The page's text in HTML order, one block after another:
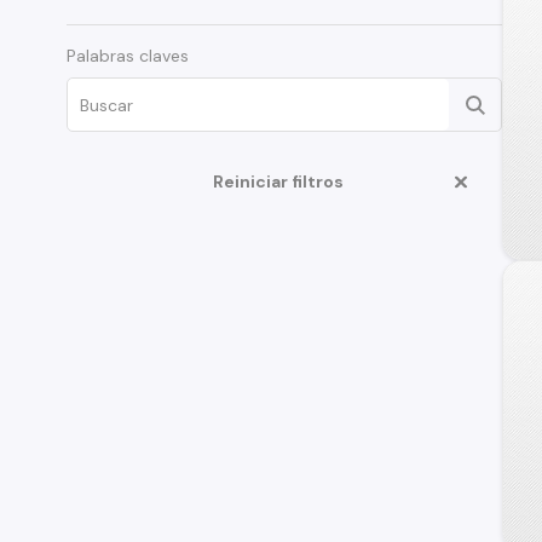
Palabras claves
Reiniciar filtros